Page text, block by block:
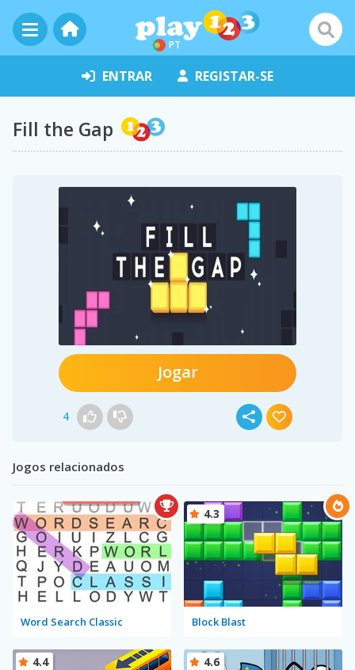
PT
ENTRAR REGISTAR-SE
Fill the Gap
Jogar
4
Jogos relacionados
Word Search Classic Block Blast
4.3
4.4 4.6